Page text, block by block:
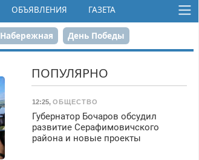
ОБЪЯВЛЕНИЯ ГАЗЕТА
Набережная День Победы
ПОПУЛЯРНО
12:25, ОБЩЕСТВО
Губернатор Бочаров обсудил
развитие Серафимовичского
района и новые проекты